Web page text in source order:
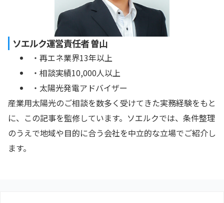
ソエルク運営責任者 曽山
・再エネ業界13年以上
・相談実績10,000人以上
・太陽光発電アドバイザー
産業用太陽光のご相談を数多く受けてきた実務経験をもと
に、この記事を監修しています。ソエルクでは、条件整理
のうえで地域や目的に合う会社を中立的な立場でご紹介し
ます。